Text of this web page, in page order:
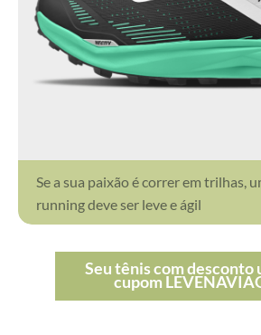
Se a sua paixão é correr em trilhas,
running deve ser leve e ágil
Seu tênis com desconto
cupom